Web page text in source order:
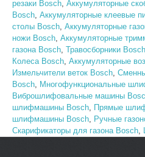
резаки Bosch, Аккумуляторные
Bosch, Аккумуляторные клеевые
столы Bosch, Аккумуляторные
ножи Bosch, Аккумуляторные
газона Bosch, Травосборники Bosch
Колеса Bosch, Аккумуляторные
Измельчители веток Bosch,
Bosch, Многофункциональные
Виброшлифовальные машины
шлифмашины Bosch, Прямые
шлифмашины Bosch, Ручные
Скарификаторы для газона Bosch,